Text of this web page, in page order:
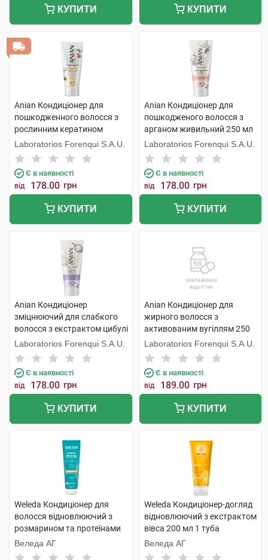
КУПИТИ КУПИТИ
Anian Кондиціонер для
пошкодженного волосся з
рослинним кератином
відновлюючий 250 мл 1 туба
Laboratorios Forenqui S.A.U.
Є в наявності
від 178.00 грн
КУПИТИ
Anian Кондиціонер для
пошкодженого волосся з
арганом живильний 250 мл
1 туба
Laboratorios Forenqui S.A.U.
Є в наявності
від 178.00 грн
КУПИТИ
Anian Кондиціонер
зміцнюючий для слабкого
волосся з екстрактом цибулі
250 мл 1 туба
Laboratorios Forenqui S.A.U.
Є в наявності
від 178.00 грн
КУПИТИ
Anian Кондиціонер для
жирного волосся з
активованим вугіллям 250
мл 1 флакон
Laboratorios Forenqui S.A.U.
Є в наявності
від 189.00 грн
КУПИТИ
Weleda Кондиціонер для
волосся відновлюючий з
розмарином та протеїнами
150 мл 1 туба
Веледа АГ
Weleda Кондиціонер-догляд
відновлюючий з екстрактом
вівса 200 мл 1 туба
Веледа АГ